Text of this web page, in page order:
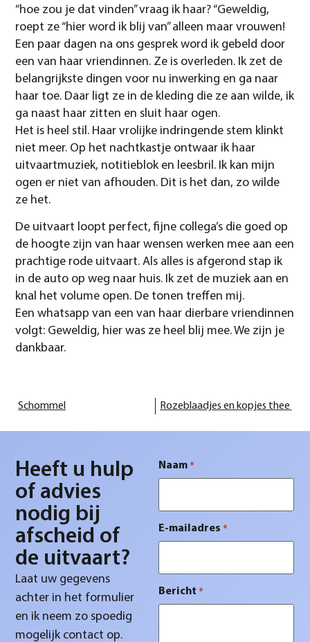
“hoe zou je dat vinden” vraag ik haar? “Geweldig,
roept ze “hier word ik blij van” alleen maar vrouwen!
Een paar dagen na ons gesprek word ik gebeld door
een van haar vriendinnen. Ze is overleden. Ik zet de
belangrijkste dingen voor nu inwerking en ga naar
haar toe. Daar ligt ze in de kleding die ze aan wilde, ik
ga naast haar zitten en sluit haar ogen.
Het is heel stil. Haar vrolijke indringende stem klinkt
niet meer. Op het nachtkastje ontwaar ik haar
uitvaartmuziek, notitieblok en leesbril. Ik kan mijn
ogen er niet van afhouden. Dit is het dan, zo wilde
ze het.
De uitvaart loopt perfect, fijne collega’s die goed op
de hoogte zijn van haar wensen werken mee aan een
prachtige rode uitvaart. Als alles is afgerond stap ik
in de auto op weg naar huis. Ik zet de muziek aan en
knal het volume open. De tonen treffen mij.
Een whatsapp van een van haar dierbare vriendinnen
volgt: Geweldig, hier was ze heel blij mee. We zijn je
dankbaar.
Schommel Rozeblaadjes en kopjes thee
Heeft u hulp
of advies
nodig bij
afscheid of
de uitvaart?
Laat uw gegevens
achter in het formulier
en ik neem zo spoedig
mogelijk contact op.
Naam *
E-mailadres *
Bericht *